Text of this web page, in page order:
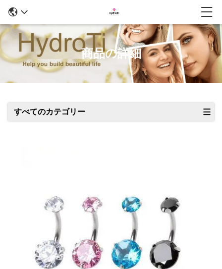
商品の詳細
すべてのカテゴリー